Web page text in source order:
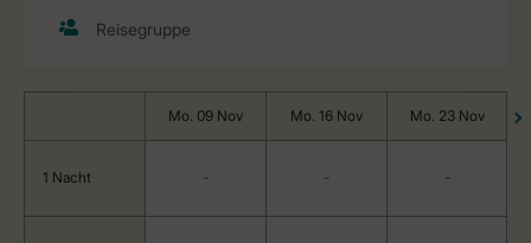
Mo. 09 Nov Mo. 16 Nov Mo. 23 Nov
1 Nacht - - -